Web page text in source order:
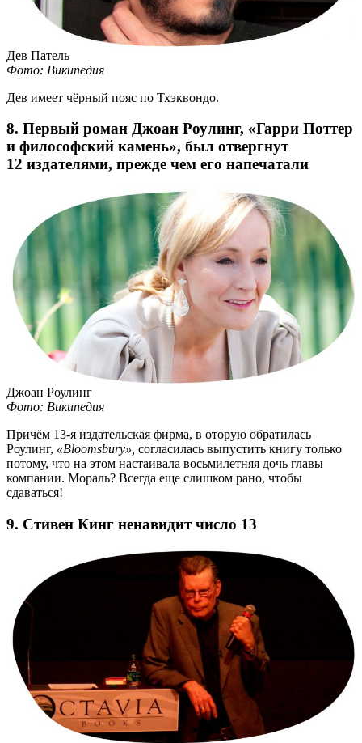
Дев Патель
Фото: Википедия
Дев имеет чёрный пояс по Тхэквондо.
8. Первый роман Джоан Роулинг, «Гарри Поттер
и философский камень», был отвергнут
12 издателями, прежде чем его напечатали
Джоан Роулинг
Фото: Википедия
Причём 13-я издательская фирма, в оторую обратилась
Роулинг, «Bloomsbury», согласилась выпустить книгу только
потому, что на этом настаивала восьмилетняя дочь главы
компании. Мораль? Всегда еще слишком рано, чтобы
сдаваться!
9. Стивен Кинг ненавидит число 13